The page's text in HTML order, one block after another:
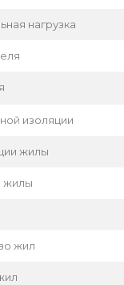
нагрузка
изоляции
жилы
жилы
жил